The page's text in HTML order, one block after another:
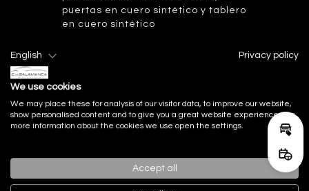
puertas en cuero sintético y tablero
en cuero sintético
Asientos
Audio
Cerraduras
English Privacy policy
We use cookies
We may place these for analysis of our visitor data, to improve our website,
show personalised content and to give you a great website experience. For
more information about the cookies we use open the settings.
Accept all